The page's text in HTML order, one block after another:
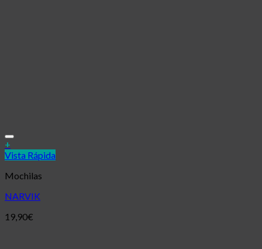
+
Vista Rápida
Mochilas
NARVIK
19,90€